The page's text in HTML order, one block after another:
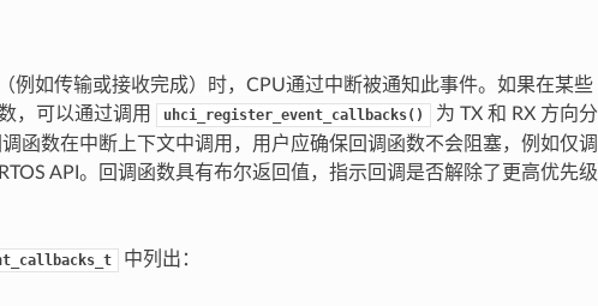
例如传输或接收完成）时，CPU通过中断被通知此事件。如果在某些
，可以通过调用
uhci_register_event_callbacks()
为 TX 和 RX 方向分
函数在中断上下文中调用，用户应确保回调函数不会阻塞，例如仅调
API。回调函数具有布尔返回值，指示回调是否解除了更高优先级
中列出：